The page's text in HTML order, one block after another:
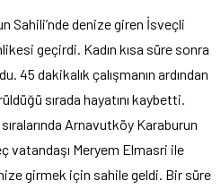
Sahili’nde denize giren İsveçli
geçirdi. Kadın kısa süre sonra
45 dakikalık çalışmanın ardından
sırada hayatını kaybetti.
Arnavutköy Karaburun
vatandaşı Meryem Elmasri ile
girmek için sahile geldi. Bir süre